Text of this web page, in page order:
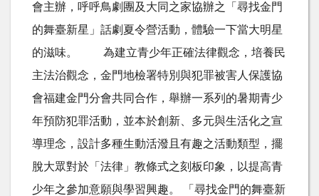
會主辦，呼呼鳥劇團及大同之家協辦之「尋找金門
的舞臺新星」話劇夏令營活動，體驗一下當大明星
的滋味。 為建立青少年正確法律觀念，培養民
主法治觀念，金門地檢署特別與犯罪被害人保護協
會福建金門分會共同合作，舉辦一系列的暑期青少
年預防犯罪活動，並本於創新、多元與生活化之宣
導理念，設計多種生動活潑且有趣之活動類型，擺
脫大眾對於「法律」教條式之刻板印象，以提高青
少年之參加意願與學習興趣。 「尋找金門的舞臺新